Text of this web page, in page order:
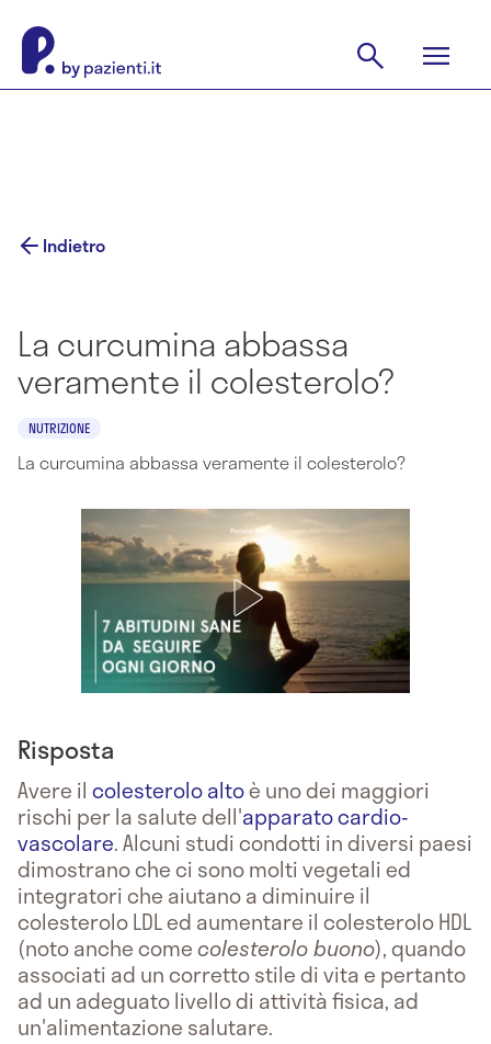
Indietro
La curcumina abbassa
veramente il colesterolo?
NUTRIZIONE
La curcumina abbassa veramente il colesterolo?
Risposta
Avere il colesterolo altoè uno dei maggiori
rischi per la salute dell'apparato cardio-
vascolare. Alcuni studi condotti in diversi paesi
dimostrano che ci sono molti vegetali ed
integratori che aiutano a diminuire il
colesterolo LDL ed aumentare il colesterolo HDL
(noto anche comecolesterolo buono), quando
associati ad un corretto stile di vita e pertanto
ad un adeguato livello di attività fisica, ad
un'alimentazione salutare.